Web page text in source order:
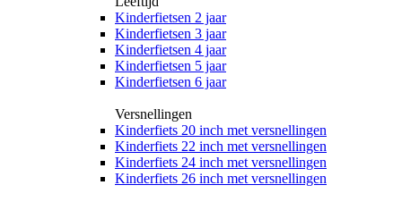
Kinderfietsen 2 jaar
Kinderfietsen 3 jaar
Kinderfietsen 4 jaar
Kinderfietsen 5 jaar
Kinderfietsen 6 jaar
Versnellingen
Kinderfiets 20 inch met versnellingen
Kinderfiets 22 inch met versnellingen
Kinderfiets 24 inch met versnellingen
Kinderfiets 26 inch met versnellingen